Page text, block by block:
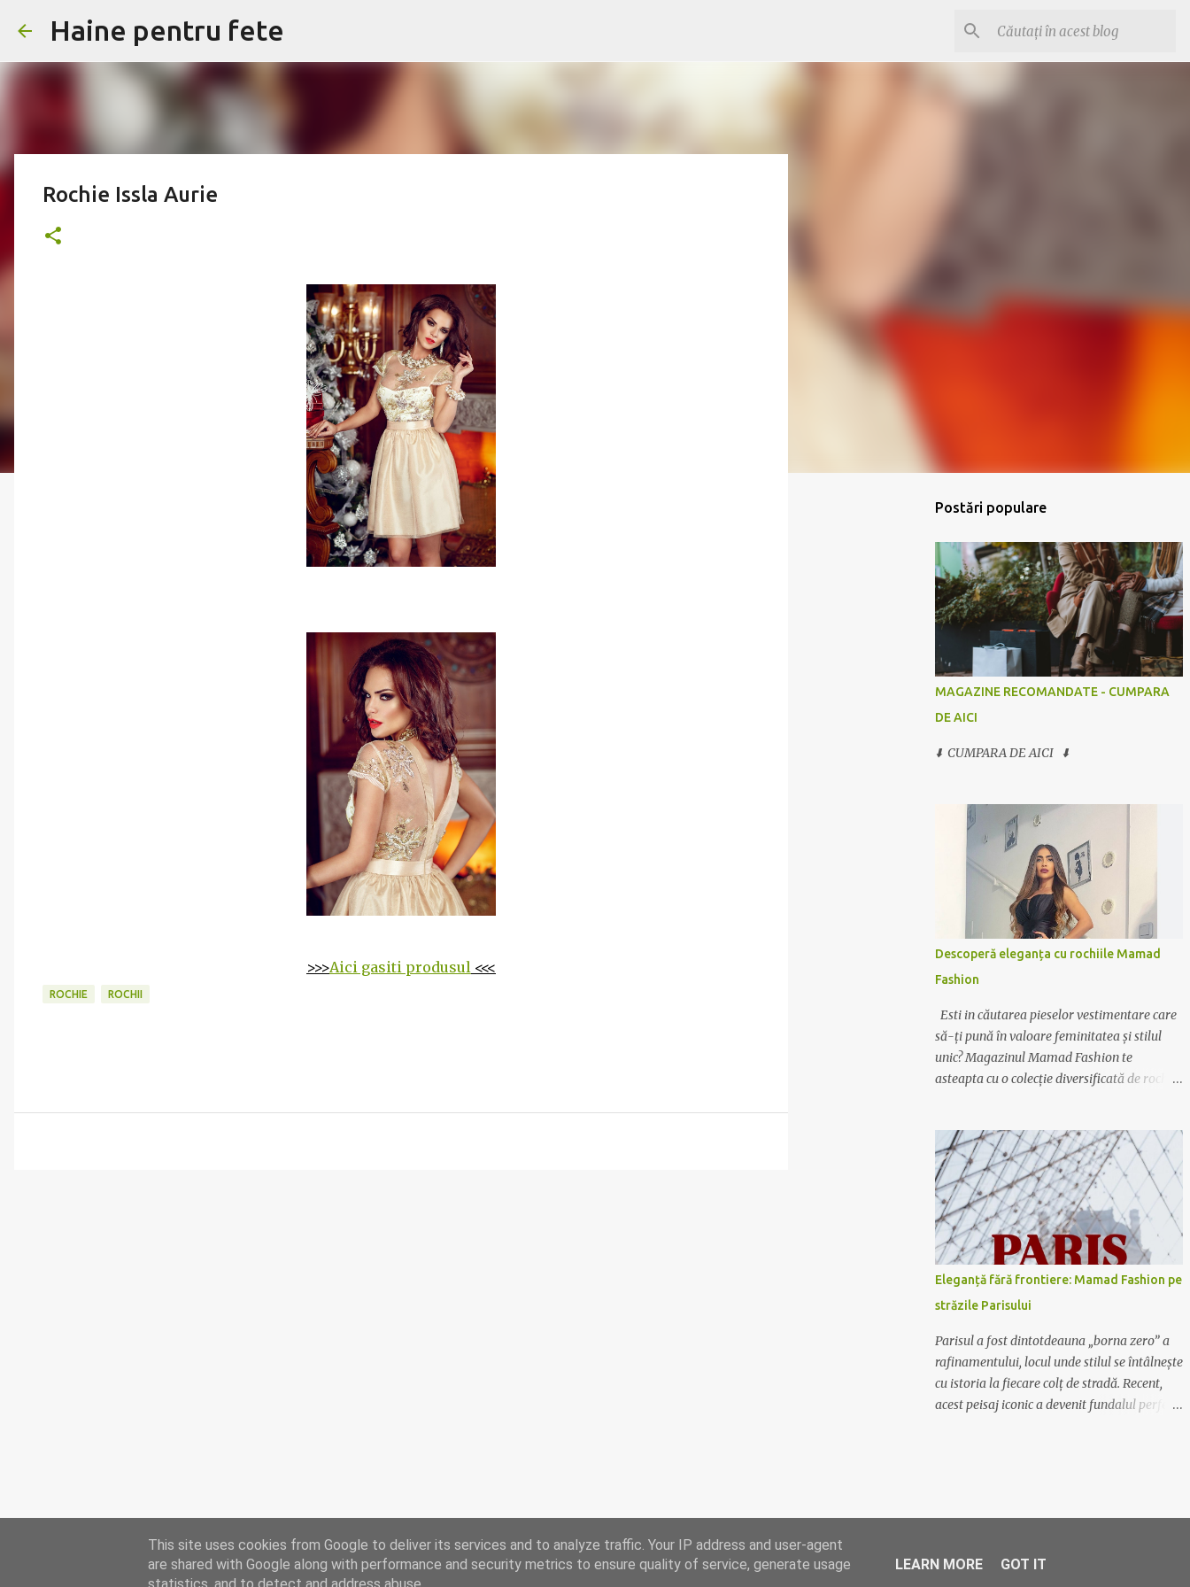
Haine pentru fete
Rochie Issla Aurie
>>>Aici gasiti produsul <<<
ROCHIE ROCHII
Postări populare
MAGAZINE RECOMANDATE - CUMPARA
DE AICI
⬇️ CUMPARA DE AICI ⬇️
Descoperă eleganța cu rochiile Mamad
Fashion
Esti in căutarea pieselor vestimentare care
să-ți pună în valoare feminitatea și stilul
unic? Magazinul Mamad Fashion te
asteapta cu o colecție diversificată de rochii
orice ocazie Indiferent dacă ai nevoie de o
rochie elegantă pentru ocazii speciale sau de
o variantă casual pentru zilele relaxante,
Mamad Fashion are soluția potrivită pentru
tine. De la rochiile lungi, vaporoase și
elegante, perfecte pentru evenimente
formale, la rochiile scurte și lejere, ideale
pentru plimbările în oraș sau ieșirile cu
prietenii, colecția noastră acoperă toate
gusturile și preferințele. Calitate și
rafinament Fiecare rochie Mamad Fashion
este creată cu atenție la detalii, folosind
materiale de calitate superioară ce oferă
Eleganță fără frontiere: Mamad Fashion pe
străzile Parisului
Parisul a fost dintotdeauna „borna zero” a
rafinamentului, locul unde stilul se întâlnește
cu istoria la fiecare colț de stradă. Recent,
acest peisaj iconic a devenit fundalul perfect
arhitectura metalică a turnului și farmecul
This site uses cookies from Google to deliver its services and to analyze traffic. Your IP address and user-agent
are shared with Google along with performance and security metrics to ensure quality of service, generate usage
LEARN MORE GOT IT